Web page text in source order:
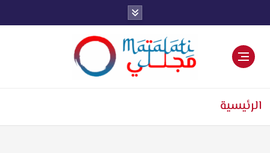
ل
الرئيسية